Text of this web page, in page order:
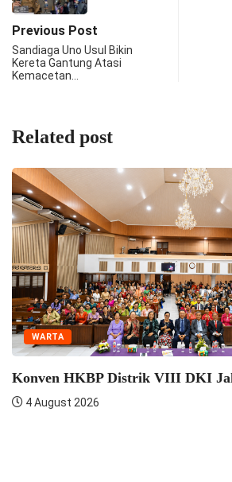
Previous Post
Sandiaga Uno Usul Bikin
Kereta Gantung Atasi
Kemacetan…
Related post
WARTA
Konven HKBP Distrik VIII DKI
4 August 2026